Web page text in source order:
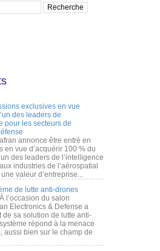
exclusives en vue
des leaders de
pour les secteurs de
annonce être entré en
en vue d’acquérir 100 % du
des leaders de l’intelligence
industries de l’aérospatial
valeur d’entreprise...
de lutte anti-drones
l’occasion du salon
Electronics & Defense a
sa solution de lutte anti-
répond à la menace
aussi bien sur le champ de